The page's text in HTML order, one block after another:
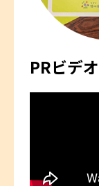
PRビデオ